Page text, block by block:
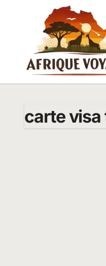
carte